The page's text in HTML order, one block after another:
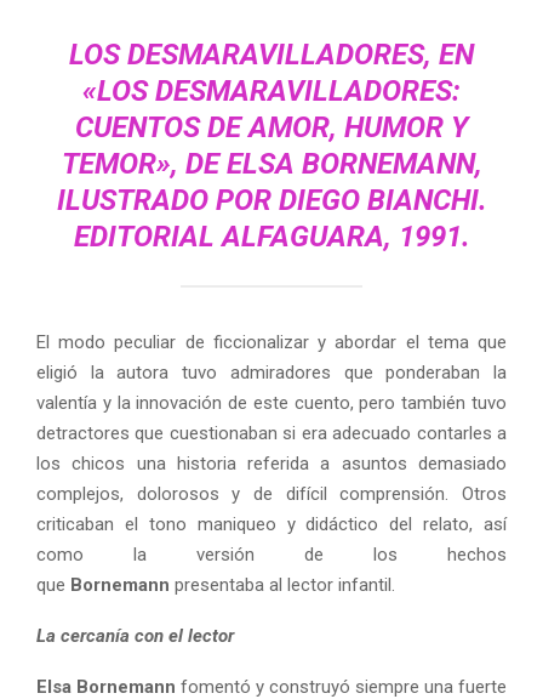
LOS DESMARAVILLADORES, EN
«LOS DESMARAVILLADORES:
CUENTOS DE AMOR, HUMOR Y
TEMOR», DEELSA BORNEMANN,
ILUSTRADO POR DIEGO BIANCHI.
EDITORIAL ALFAGUARA, 1991.
El modo peculiar de ficcionalizar y abordar el tema que
eligió la autora tuvo admiradores que ponderaban la
valentía y la innovación de este cuento, pero también tuvo
detractores que cuestionaban si era adecuado contarles a
los chicos una historia referida a asuntos demasiado
complejos, dolorosos y de difícil comprensión. Otros
criticaban el tono maniqueo y didáctico del relato, así
como la versión de los hechos
que Bornemann presentaba al lector infantil.
La cercanía con el lector
Elsa Bornemann fomentó y construyó siempre una fuerte